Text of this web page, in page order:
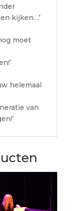
kijken…’
moet
helemaal
van